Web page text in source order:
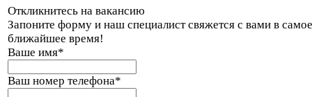
Откликнитесь на вакансию
Запоните форму и наш специалист свяжется с вами в самое
ближайшее время!
Ваше имя*
Ваш номер телефона*